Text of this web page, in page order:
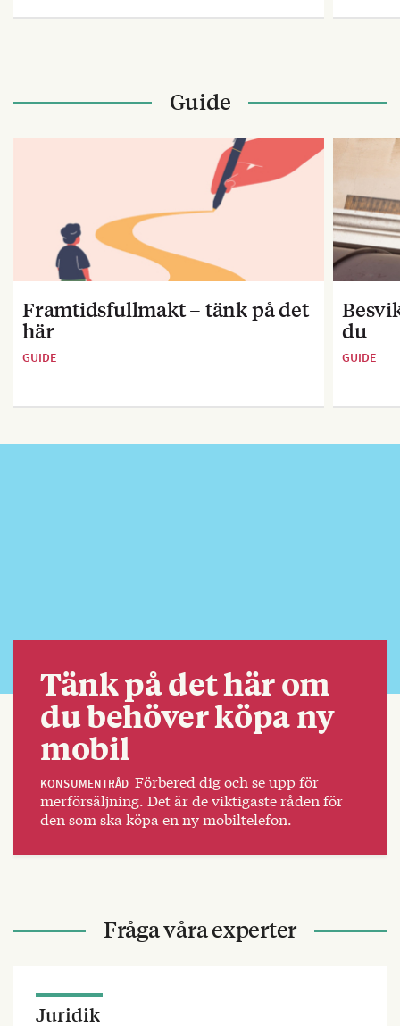
Guide
Framtidsfullmakt – tänk på det
här
GUIDE
du
GUIDE
Tänk på det här om
du behöver köpa ny
mobil
KONSUMENTRÅD Förbered dig och se upp för
merförsäljning. Det är de viktigaste råden för
den som ska köpa en ny mobiltelefon.
Fråga våra experter
Juridik